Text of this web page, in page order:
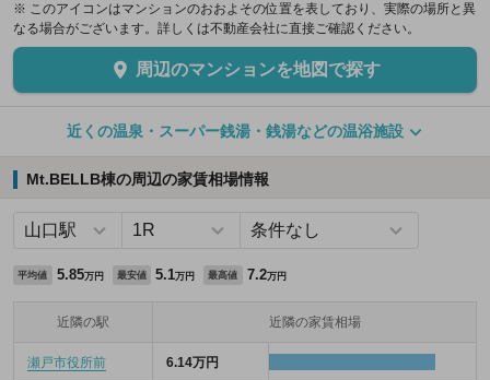
※ このアイコンはマンションのおおよその位置を表しており、実際の場所と異
なる場合がございます。詳しくは不動産会社に直接ご確認ください。
周辺のマンションを地図で探す
近くの温泉・スーパー銭湯・銭湯などの温浴施設
Mt.BELLB棟の周辺の家賃相場情報
平均値 5.85万円 最安値 5.1万円 最高値 7.2万円
近隣の駅 近隣の家賃相場
瀬戸市役所前 6.14万円